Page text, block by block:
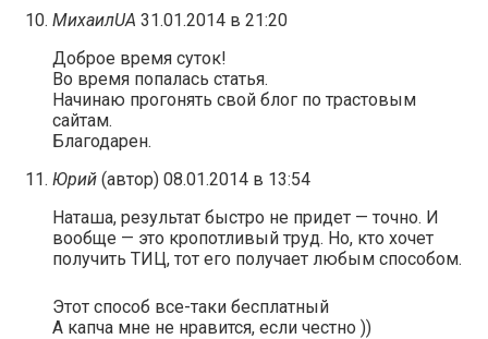
МихаилUA 31.01.2014 в 21:20
Доброе время суток!
Во время попалась статья.
Начинаю прогонять свой блог по трастовым
сайтам.
Благодарен.
Юрий (автор) 08.01.2014 в 13:54
Наташа, результат быстро не придет — точно. И
вообще — это кропотливый труд. Но, кто хочет
получить TИЦ, тот его получает любым способом.
Этот способ все-таки бесплатный
А капча мне не нравится, если честно ))